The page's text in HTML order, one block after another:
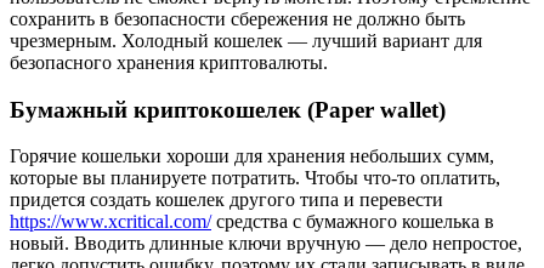
сохранить в безопасности сбережения не должно быть
чрезмерным. Холодный кошелек — лучший вариант для
безопасного хранения криптовалюты.
Бумажный криптокошелек (Paper wallet)
Горячие кошельки хороши для хранения небольших сумм,
которые вы планируете потратить. Чтобы что-то оплатить,
придется создать кошелек другого типа и перевести
https://www.xcritical.com/средства с бумажного кошелька в
новый. Вводить длинные ключи вручную — дело непростое,